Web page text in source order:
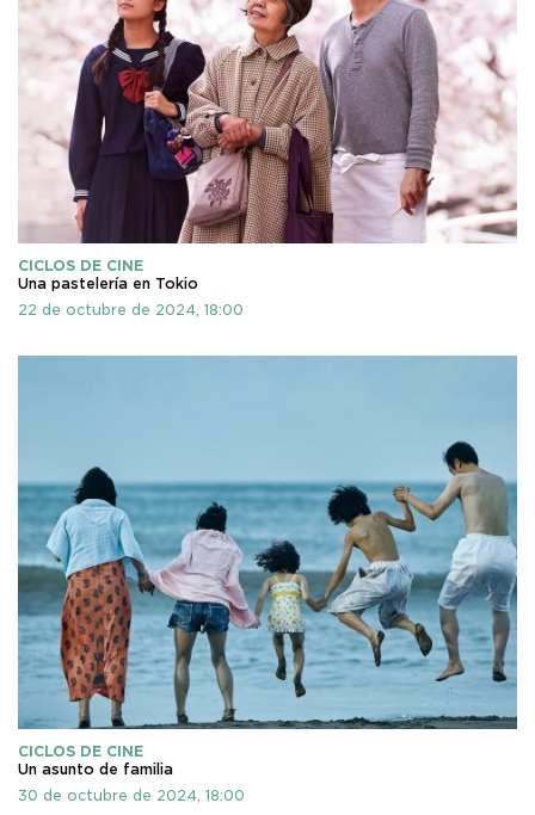
CICLOS DE CINE
Una pastelería en Tokio
22 de octubre de 2024, 18:00
CICLOS DE CINE
Un asunto de familia
30 de octubre de 2024, 18:00